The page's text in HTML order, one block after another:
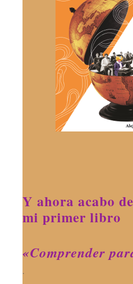
Y ahora acabo
mi primer libro
«Comprender
.